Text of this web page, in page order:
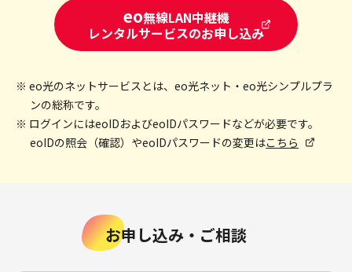
eo無線LAN中継機
レンタルサービスのお申し込み
※ eo光のネットサービスとは、eo光ネット・eo光シンプルプラ
ンの総称です。
※ ログインにはeoIDおよびeoIDパスワードなどが必要です。
eoIDの照会（確認）やeoIDパスワードの変更はこちら
お申し込み・ご相談